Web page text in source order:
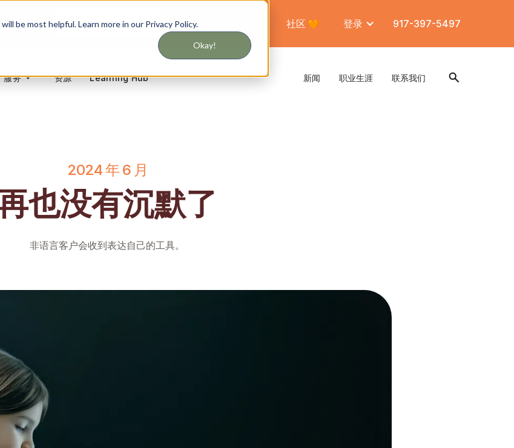
be most helpful. Learn more in our Privacy Policy.
Okay!
千万不要错过服务更新 社区 登录 917-397-5497
服务 资源 Learning Hub 新闻 职业生涯 联系我们
2024 年 6 月
也没有沉默了
非语言客户会收到表达自己的工具。